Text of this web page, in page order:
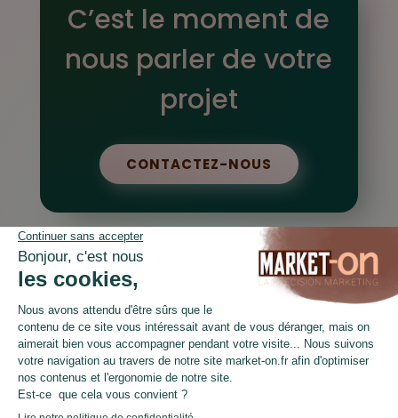
C’est le moment de
nous parler de votre
projet
CONTACTEZ-NOUS
LinkedIn